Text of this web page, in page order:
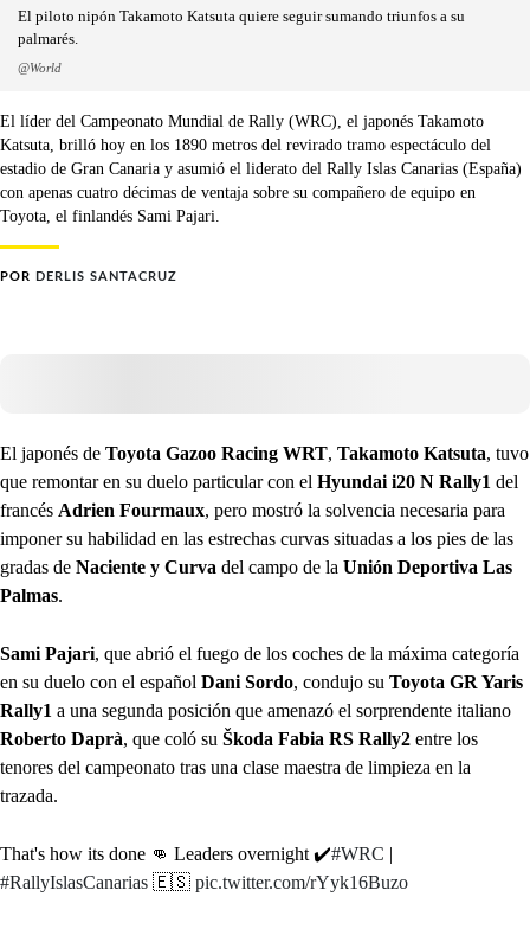
El piloto nipón Takamoto Katsuta quiere seguir sumando triunfos a su
palmarés.
@World
El líder del Campeonato Mundial de Rally (WRC), el japonés Takamoto
Katsuta, brilló hoy en los 1890 metros del revirado tramo espectáculo del
estadio de Gran Canaria y asumió el liderato del Rally Islas Canarias (España)
con apenas cuatro décimas de ventaja sobre su compañero de equipo en
Toyota, el finlandés Sami Pajari.
POR DERLIS SANTACRUZ
El japonés de Toyota Gazoo Racing WRT, Takamoto Katsuta, tuvo
que remontar en su duelo particular con el Hyundai i20 N Rally1 del
francés Adrien Fourmaux, pero mostró la solvencia necesaria para
imponer su habilidad en las estrechas curvas situadas a los pies de las
gradas de Naciente y Curva del campo de la Unión Deportiva Las
Palmas.
Sami Pajari, que abrió el fuego de los coches de la máxima categoría
en su duelo con el español Dani Sordo, condujo su Toyota GR Yaris
Rally1 a una segunda posición que amenazó el sorprendente italiano
Roberto Daprà, que coló su Škoda Fabia RS Rally2 entre los
tenores del campeonato tras una clase maestra de limpieza en la
trazada.
That's how its done 👊 Leaders overnight ✔️#WRC |
#RallyIslasCanarias 🇪🇸 pic.twitter.com/rYyk16Buzo